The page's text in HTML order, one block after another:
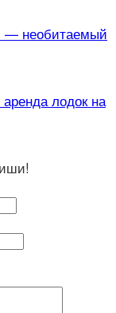
— необитаемый
лодок на